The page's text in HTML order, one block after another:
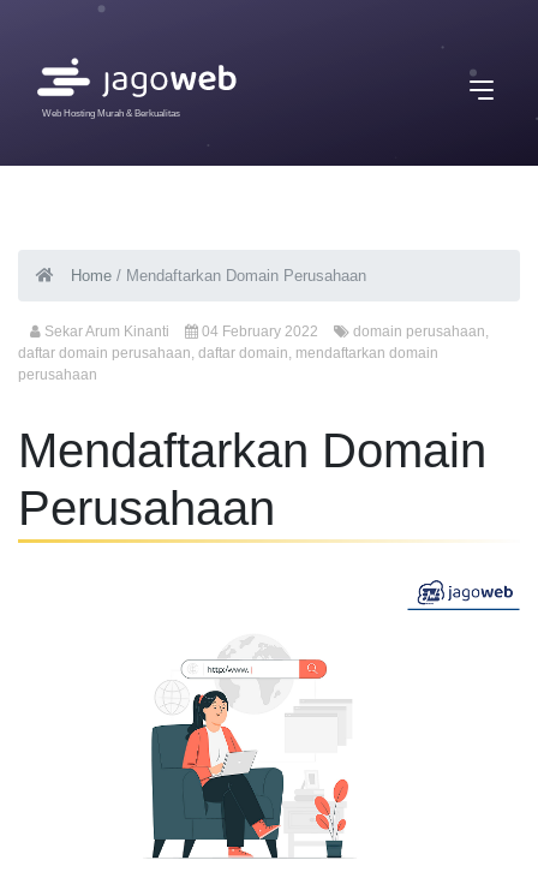
Web Hosting Murah & Berkualitas
Home / Mendaftarkan Domain Perusahaan
Sekar Arum Kinanti 04 February 2022 domain perusahaan,
daftar domain perusahaan, daftar domain, mendaftarkan domain
perusahaan
Mendaftarkan Domain
Perusahaan